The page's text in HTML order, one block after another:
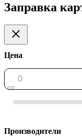
Заправка
Цена
от
Производители